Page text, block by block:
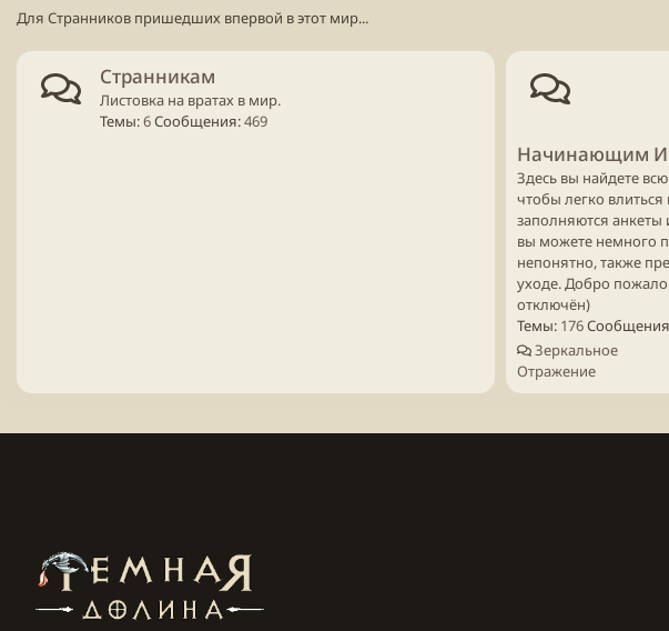
Для Странников пришедших впервой в этот мир...
Странникам
Листовка на вратах в мир.
Темы 6Сообщения 469
Начинающим
Здесь вы найдете
чтобы легко влиться
заполняются анкеты
вы можете немного
непонятно, также
уходе. Добро
отключён)
Темы 176Сообщения
Зеркальное
Отражение